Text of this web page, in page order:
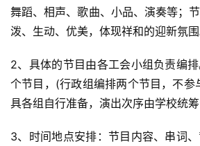
舞蹈、相声、歌曲、小品、演奏等；
泼、生动、优美，体现祥和的迎新氛围
2、具体的节目由各工会小组负责编
个节目，(行政组编排两个节目，不参
具各组自行准备，演出次序由学校统筹
3、时间地点安排：节目内容、串词、